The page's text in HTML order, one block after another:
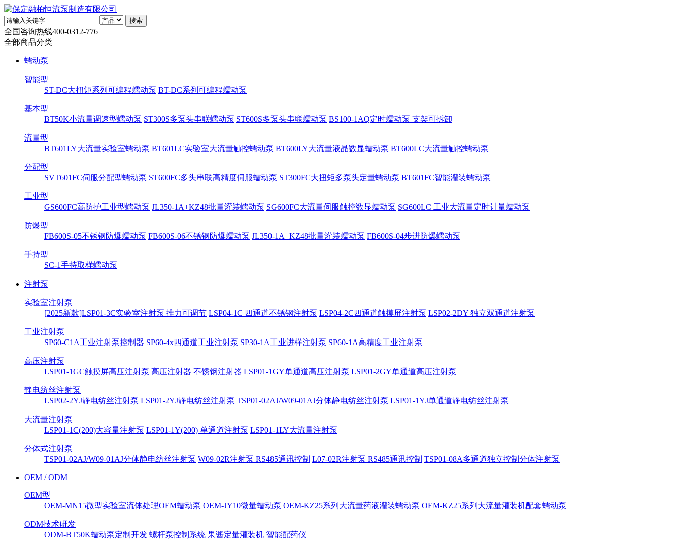
全国咨询热线400-0312-776
全部商品分类
蠕动泵
智能型
ST-DC大扭矩系列可编程蠕动泵 BT-DC系列可编程蠕动泵
基本型
BT50K小流量调速型蠕动泵 ST300S多泵头串联蠕动泵 ST600S多泵头串联蠕动泵 BS100-1AQ定时蠕动泵 支架可拆卸
流量型
BT601LY大流量实验室蠕动泵 BT601LC实验室大流量触控蠕动泵 BT600LY大流量液晶数显蠕动泵 BT600LC大流量触控蠕动泵
分配型
SVT601FC伺服分配型蠕动泵 ST600FC多头串联高精度伺服蠕动泵 ST300FC大扭矩多泵头定量蠕动泵 BT601FC智能灌装蠕动泵
工业型
GS600FC高防护工业型蠕动泵 JL350-1A+KZ48批量灌装蠕动泵 SG600FC大流量伺服触控数显蠕动泵 SG600LC 工业大流量定时计量蠕动泵
防爆型
FB600S-05不锈钢防爆蠕动泵 FB600S-06不锈钢防爆蠕动泵 JL350-1A+KZ48批量灌装蠕动泵 FB600S-04步进防爆蠕动泵
手持型
SC-1手持取样蠕动泵
注射泵
实验室注射泵
[2025新款]LSP01-3C实验室注射泵 推力可调节 LSP04-1C 四通道不锈钢注射泵 LSP04-2C四通道触摸屏注射泵 LSP02-2DY 独立双通道注射泵
工业注射泵
SP60-C1A工业注射泵控制器 SP60-4x四通道工业注射泵 SP30-1A工业进样注射泵 SP60-1A高精度工业注射泵
高压注射泵
LSP01-1GC触摸屏高压注射泵 高压注射器 不锈钢注射器 LSP01-1GY单通道高压注射泵 LSP01-2GY单通道高压注射泵
静电纺丝注射泵
LSP02-2YJ静电纺丝注射泵 LSP01-2YJ静电纺丝注射泵 TSP01-02AJ/W09-01AJ分体静电纺丝注射泵 LSP01-1YJ单通道静电纺丝注射泵
大流量注射泵
LSP01-1C(200)大容量注射泵 LSP01-1Y(200) 单通道注射泵 LSP01-1LY大流量注射泵
分体式注射泵
TSP01-02AJ/W09-01AJ分体静电纺丝注射泵 W09-02R注射泵 RS485通讯控制 L07-02R注射泵 RS485通讯控制 TSP01-08A多通道独立控制分体注射泵
OEM / ODM
OEM型
OEM-MN15微型实验室流体处理OEM蠕动泵 OEM-JY10微量蠕动泵 OEM-KZ25系列大流量药液灌装蠕动泵 OEM-KZ25系列大流量灌装机配套蠕动泵
ODM技术研发
ODM-BT50K蠕动泵定制开发 螺杆泵控制系统 果酱定量灌装机 智能配药仪